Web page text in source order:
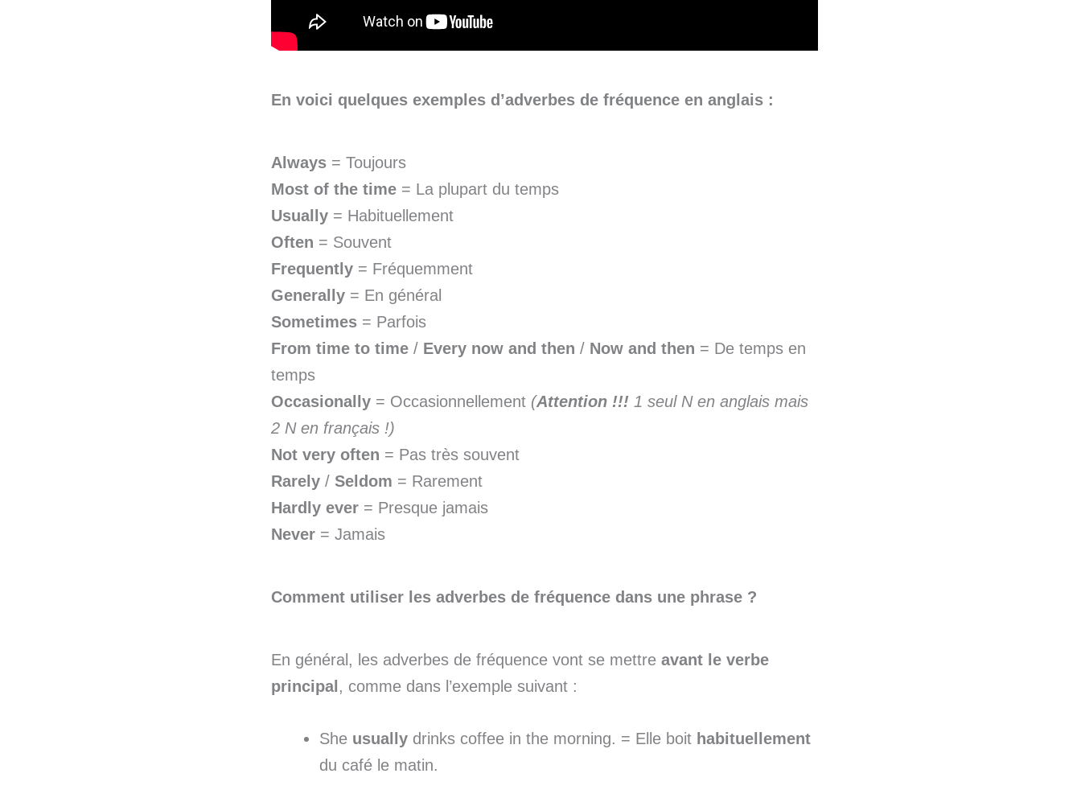
En voici quelques exemples d’adverbes de fréquence en anglais :
Always = Toujours
Most of the time = La plupart du temps
Usually = Habituellement
Often = Souvent
Frequently = Fréquemment
Generally = En général
Sometimes = Parfois
From time to time / Every now and then / Now and then = De temps en
temps
Occasionally = Occasionnellement (Attention !!! 1 seul N en anglais mais
2 N en français !)
Not very often = Pas très souvent
Rarely / Seldom = Rarement
Hardly ever = Presque jamais
Never = Jamais
Comment utiliser les adverbes de fréquence dans une phrase ?
En général, les adverbes de fréquence vont se mettre avant le verbe
principal, comme dans l’exemple suivant :
She usually drinks coffee in the morning. = Elle boit habituellement
du café le matin.